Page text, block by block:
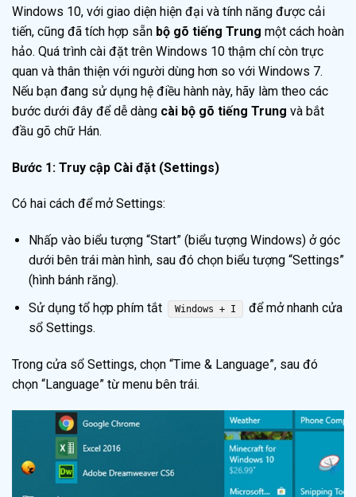
Windows 10, với giao diện hiện đại và tính năng được cải
tiến, cũng đã tích hợp sẵn bộ gõ tiếng Trung một cách hoàn
hảo. Quá trình cài đặt trên Windows 10 thậm chí còn trực
quan và thân thiện với người dùng hơn so với Windows 7.
Nếu bạn đang sử dụng hệ điều hành này, hãy làm theo các
bước dưới đây để dễ dàng cài bộ gõ tiếng Trung và bắt
đầu gõ chữ Hán.
Bước 1: Truy cập Cài đặt (Settings)
Có hai cách để mở Settings:
Nhấp vào biểu tượng “Start” (biểu tượng Windows) ở góc
dưới bên trái màn hình, sau đó chọn biểu tượng “Settings”
(hình bánh răng).
Sử dụng tổ hợp phím tắt
Windows + I
để mở nhanh cửa
sổ Settings.
Trong cửa sổ Settings, chọn “Time & Language”, sau đó
chọn “Language” từ menu bên trái.